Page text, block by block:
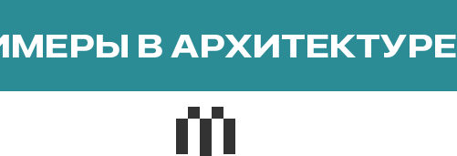
В АРХИТЕКТУРЕ